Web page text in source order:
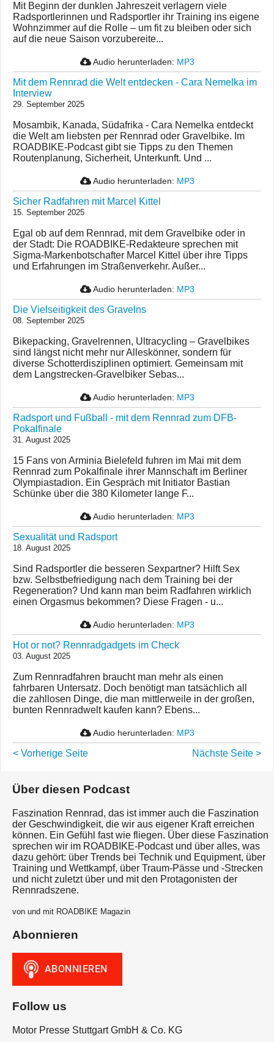
Mit Beginn der dunklen Jahreszeit verlagern viele
Radsportlerinnen und Radsportler ihr Training ins eigene
Wohnzimmer auf die Rolle – um fit zu bleiben oder sich
auf die neue Saison vorzubereite...
Audio herunterladen: MP3
Mit dem Rennrad die Welt entdecken - Cara Nemelka im
Interview
29. September 2025
Mosambik, Kanada, Südafrika - Cara Nemelka entdeckt
die Welt am liebsten per Rennrad oder Gravelbike. Im
ROADBIKE-Podcast gibt sie Tipps zu den Themen
Routenplanung, Sicherheit, Unterkunft. Und ...
Audio herunterladen: MP3
Sicher Radfahren mit Marcel Kittel
15. September 2025
Egal ob auf dem Rennrad, mit dem Gravelbike oder in
der Stadt: Die ROADBIKE-Redakteure sprechen mit
Sigma-Markenbotschafter Marcel Kittel über ihre Tipps
und Erfahrungen im Straßenverkehr. Außer...
Audio herunterladen: MP3
Die Vielseitigkeit des Gravelns
08. September 2025
Bikepacking, Gravelrennen, Ultracycling – Gravelbikes
sind längst nicht mehr nur Alleskönner, sondern für
diverse Schotterdisziplinen optimiert. Gemeinsam mit
dem Langstrecken-Gravelbiker Sebas...
Audio herunterladen: MP3
Radsport und Fußball - mit dem Rennrad zum DFB-
Pokalfinale
31. August 2025
15 Fans von Arminia Bielefeld fuhren im Mai mit dem
Rennrad zum Pokalfinale ihrer Mannschaft im Berliner
Olympiastadion. Ein Gespräch mit Initiator Bastian
Schünke über die 380 Kilometer lange F...
Audio herunterladen: MP3
Sexualität und Radsport
18. August 2025
Sind Radsportler die besseren Sexpartner? Hilft Sex
bzw. Selbstbefriedigung nach dem Training bei der
Regeneration? Und kann man beim Radfahren wirklich
einen Orgasmus bekommen? Diese Fragen - u...
Audio herunterladen: MP3
Hot or not? Rennradgadgets im Check
03. August 2025
Zum Rennradfahren braucht man mehr als einen
fahrbaren Untersatz. Doch benötigt man tatsächlich all
die zahllosen Dinge, die man mittlerweile in der großen,
bunten Rennradwelt kaufen kann? Ebens...
Audio herunterladen: MP3
< Vorherige Seite Nächste Seite >
Über diesen Podcast
Faszination Rennrad, das ist immer auch die Faszination
der Geschwindigkeit, die wir aus eigener Kraft erreichen
können. Ein Gefühl fast wie fliegen. Über diese Faszination
sprechen wir im ROADBIKE-Podcast und über alles, was
dazu gehört: über Trends bei Technik und Equipment, über
Training und Wettkampf, über Traum-Pässe und -Strecken
und nicht zuletzt über und mit den Protagonisten der
Rennradszene.
von und mit ROADBIKE Magazin
Abonnieren
Follow us
Motor Presse Stuttgart GmbH & Co. KG